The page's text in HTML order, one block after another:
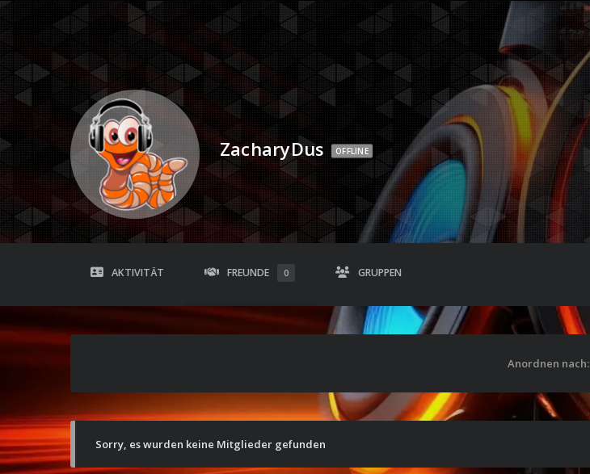
ZacharyDus OFFLINE
AKTIVITÄT FREUNDE 0 GRUPPEN
Anordnen nach:
Sorry, es wurden keine Mitglieder gefunden